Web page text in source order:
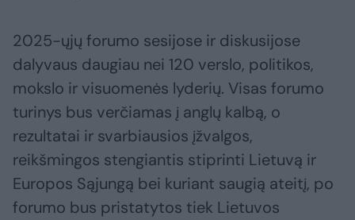
2025-ųjų forumo sesijose ir diskusijose
dalyvaus daugiau nei 120 verslo, politikos,
mokslo ir visuomenės lyderių. Visas forumo
turinys bus verčiamas į anglų kalbą, o
rezultatai ir svarbiausios įžvalgos,
reikšmingos stengiantis stiprinti Lietuvą ir
Europos Sąjungą bei kuriant saugią ateitį, po
forumo bus pristatytos tiek Lietuvos